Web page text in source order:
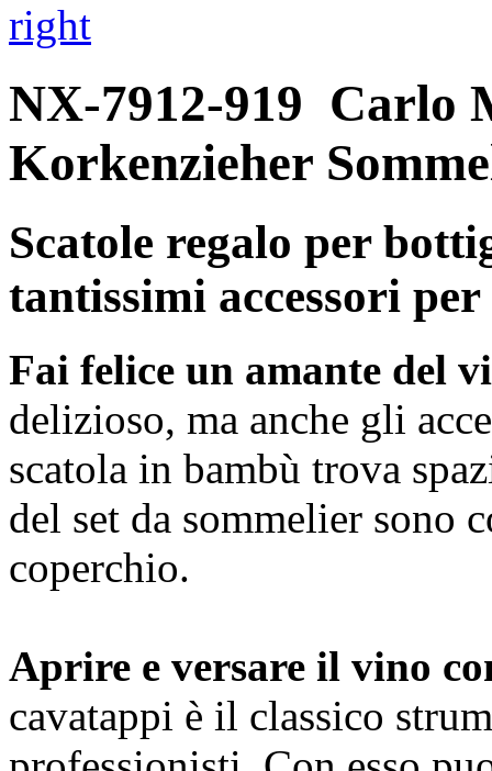
right
NX-7912-919 Carlo
Korkenzieher
Scatole regalo per
tantissimi accessori
Fai felice un amante del
delizioso, ma anche gli
scatola in bambù trova
del set da sommelier sono
coperchio.
Aprire e versare il vino
cavatappi è il classico